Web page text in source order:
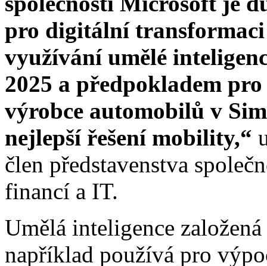
pro digitální
využívání umělé
2025 a předpokladem
výrobce automobilů v
nejlepší řešení mobility,“
člen představenstva
financí a IT.
Umělá inteligence
například používá pro